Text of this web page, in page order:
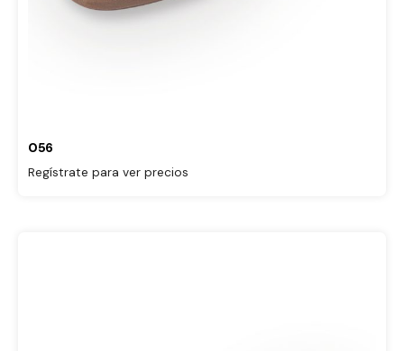
056
Regístrate para ver precios